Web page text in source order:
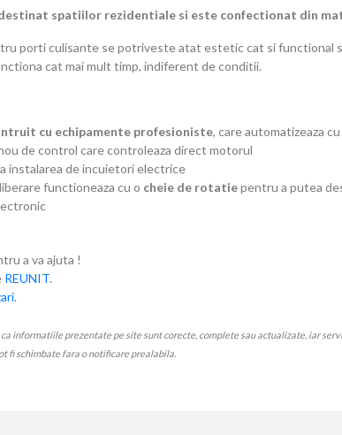
spatiilor rezidentiale si este confectionat din
porti culisante se potriveste atat estetic cat si functional
cat mai mult timp, indiferent de conditii.
cu echipamente profesioniste, care automatizeaza
de control care controleaza direct motorul
instalarea de incuietori electrice
functioneaza cu o cheie de rotatiepentru a putea
a va ajuta !
REUNIT.
.
informatiile prezentate pe site sunt corecte, complete sau actualizate, iar
fi schimbate fara o notificare prealabila.